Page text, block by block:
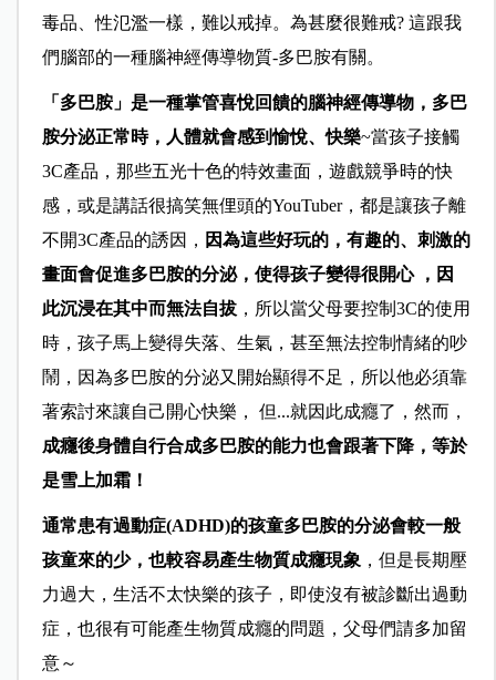
毒品、性氾濫一樣，難以戒掉。為甚麼很難戒? 這跟我
們腦部的一種腦神經傳導物質-多巴胺有關。
「多巴胺」是一種掌管喜悅回饋的腦神經傳導物，多巴
胺分泌正常時，人體就會感到愉悅、快樂~當孩子接觸
3C產品，那些五光十色的特效畫面，遊戲競爭時的快
感，或是講話很搞笑無俚頭的YouTuber，都是讓孩子離
不開3C產品的誘因， 因為這些好玩的，有趣的、刺激的
畫面會促進多巴胺的分泌，使得孩子變得很開心 ，因
此沉浸在其中而無法自拔，所以當父母要控制3C的使用
時，孩子馬上變得失落、生氣，甚至無法控制情緒的吵
鬧，因為多巴胺的分泌又開始顯得不足，所以他必須靠
著索討來讓自己開心快樂， 但...就因此成癮了，然而，
成癮後身體自行合成多巴胺的能力也會跟著下降，等於
是雪上加霜！
通常患有過動症(ADHD)的孩童多巴胺的分泌會較一般
孩童來的少，也較容易產生物質成癮現象 ，但是長期壓
力過大，生活不太快樂的孩子，即使沒有被診斷出過動
症，也很有可能產生物質成癮的問題，父母們請多加留
意～